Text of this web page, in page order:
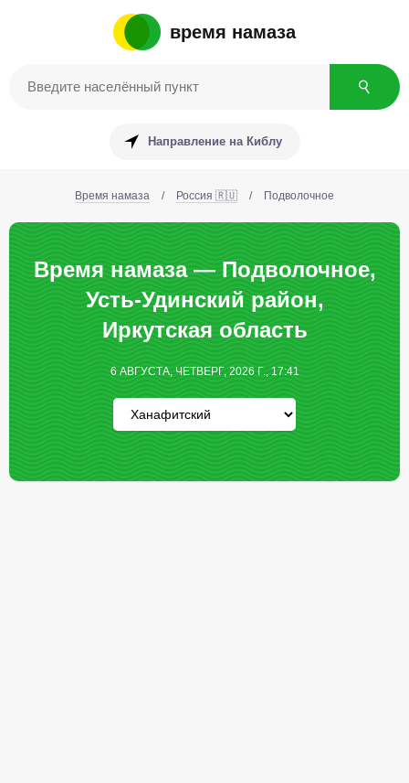
время намаза
Направление на Киблу
Время намаза / Россия 🇷🇺 / Подволочное
Время намаза — Подволочное,
Усть-Удинский район,
Иркутская область
6 АВГУСТА, ЧЕТВЕРГ, 2026 Г., 17:41